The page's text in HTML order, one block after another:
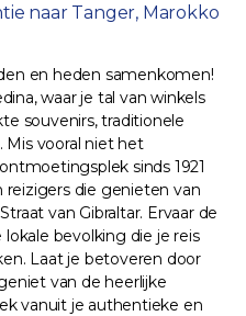
naar Tanger, Marokko
en heden samenkomen!
waar je tal van winkels
souvenirs, traditionele
Mis vooral niet het
sinds 1921
reizigers die genieten van
van Gibraltar. Ervaar de
bevolking die je reis
Laat je betoveren door
van de heerlijke
vanuit je authentieke en